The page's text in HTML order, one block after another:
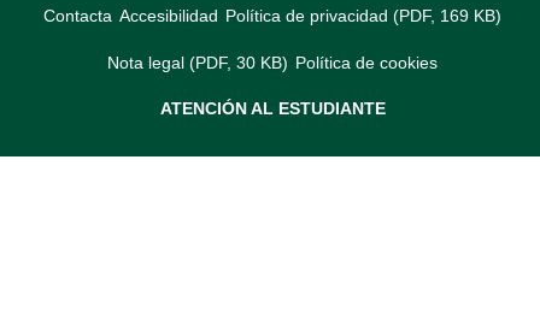
Contacta Accesibilidad Política de privacidad (PDF, 169 KB)
Nota legal (PDF, 30 KB) Política de cookies
ATENCIÓN AL ESTUDIANTE